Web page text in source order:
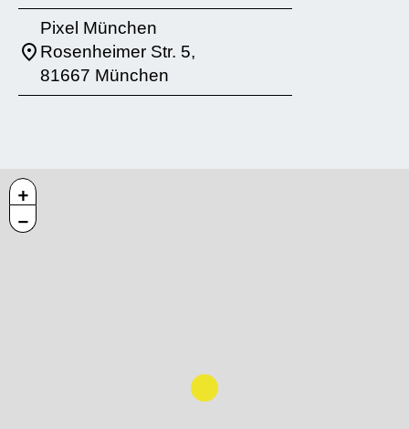
Pixel München
Rosenheimer Str. 5,
81667 München
+
−